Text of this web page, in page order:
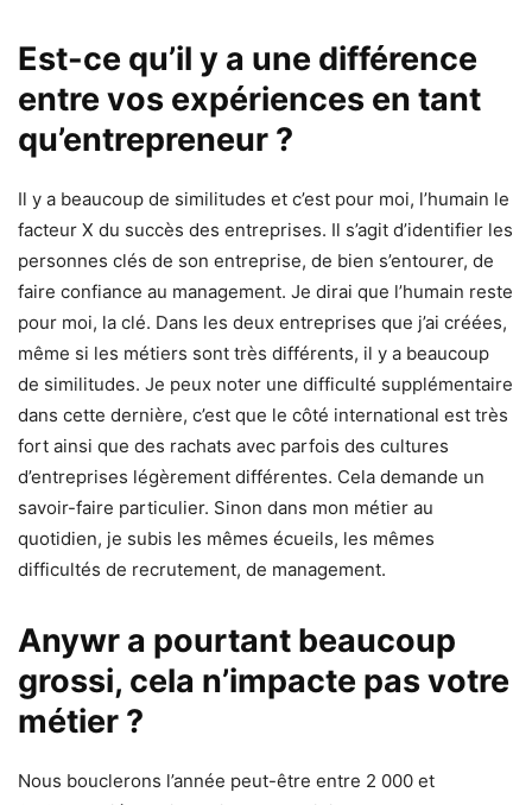
Est-ce qu’il y a une différence
entre vos expériences en tant
qu’entrepreneur ?
Il y a beaucoup de similitudes et c’est pour moi, l’humain le
facteur X du succès des entreprises. Il s’agit d’identifier les
personnes clés de son entreprise, de bien s’entourer, de
faire confiance au management. Je dirai que l’humain reste
pour moi, la clé. Dans les deux entreprises que j’ai créées,
même si les métiers sont très différents, il y a beaucoup
de similitudes. Je peux noter une difficulté supplémentaire
dans cette dernière, c’est que le côté international est très
fort ainsi que des rachats avec parfois des cultures
d’entreprises légèrement différentes. Cela demande un
savoir-faire particulier. Sinon dans mon métier au
quotidien, je subis les mêmes écueils, les mêmes
difficultés de recrutement, de management.
Anywr a pourtant beaucoup
grossi, cela n’impacte pas votre
métier ?
Nous bouclerons l’année peut-être entre 2 000 et